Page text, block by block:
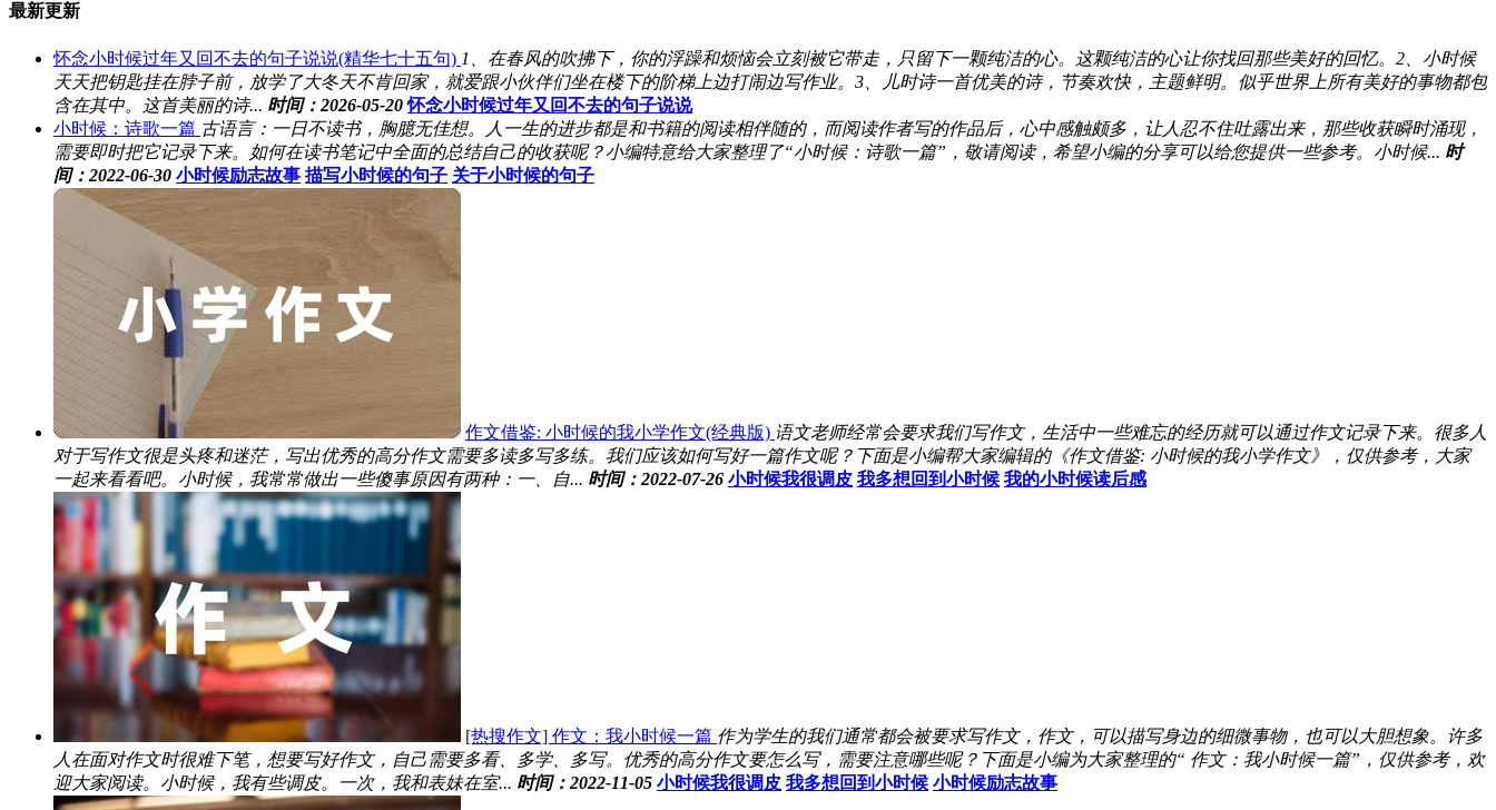
最新更新
怀念小时候过年又回不去的句子说说(精华七十五句) 1、在春风的吹拂下，你的浮躁和烦恼会立刻被它带走，只留下一颗纯洁的心。这颗纯洁的心让你找回那些美好的回忆。2、小时候
天天把钥匙挂在脖子前，放学了大冬天不肯回家，就爱跟小伙伴们坐在楼下的阶梯上边打闹边写作业。3、儿时诗一首优美的诗，节奏欢快，主题鲜明。似乎世界上所有美好的事物都包
含在其中。这首美丽的诗... 时间：2026-05-20 怀念小时候过年又回不去的句子说说
小时候：诗歌一篇 古语言：一日不读书，胸臆无佳想。人一生的进步都是和书籍的阅读相伴随的，而阅读作者写的作品后，心中感触颇多，让人忍不住吐露出来，那些收获瞬时涌现，
需要即时把它记录下来。如何在读书笔记中全面的总结自己的收获呢？小编特意给大家整理了“小时候：诗歌一篇”，敬请阅读，希望小编的分享可以给您提供一些参考。小时候... 时
间：2022-06-30 小时候励志故事 描写小时候的句子 关于小时候的句子
作文借鉴: 小时候的我小学作文(经典版) 语文老师经常会要求我们写作文，生活中一些难忘的经历就可以通过作文记录下来。很多人
对于写作文很是头疼和迷茫，写出优秀的高分作文需要多读多写多练。我们应该如何写好一篇作文呢？下面是小编帮大家编辑的《作文借鉴: 小时候的我小学作文》，仅供参考，大家
一起来看看吧。小时候，我常常做出一些傻事原因有两种：一、自... 时间：2022-07-26 小时候我很调皮 我多想回到小时候 我的小时候读后感
[热搜作文] 作文：我小时候一篇 作为学生的我们通常都会被要求写作文，作文，可以描写身边的细微事物，也可以大胆想象。许多
人在面对作文时很难下笔，想要写好作文，自己需要多看、多学、多写。优秀的高分作文要怎么写，需要注意哪些呢？下面是小编为大家整理的“ 作文：我小时候一篇”，仅供参考，欢
迎大家阅读。小时候，我有些调皮。一次，我和表妹在室... 时间：2022-11-05 小时候我很调皮 我多想回到小时候 小时候励志故事